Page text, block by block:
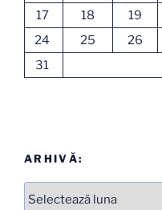
17
18 19
24
25 26
31
ARHIVĂ:
Arhive